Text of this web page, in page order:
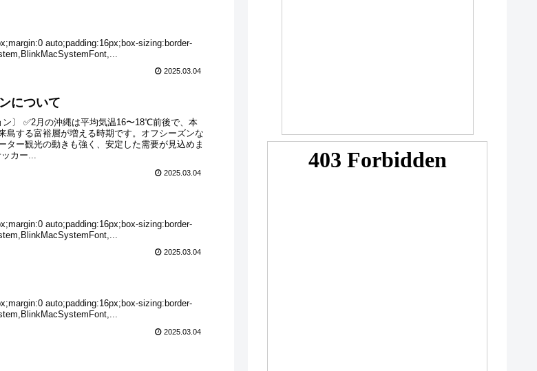
auto;padding:16px;box-sizing:border-
2025.03.04
について
ン〕 ✅2月の沖縄は平均気温16〜18℃前後で、本
島する富裕層が増える時期です。オフシーズンな
ター観光の動きも強く、安定した需要が見込めま
カー...
2025.03.04
auto;padding:16px;box-sizing:border-
2025.03.04
auto;padding:16px;box-sizing:border-
2025.03.04